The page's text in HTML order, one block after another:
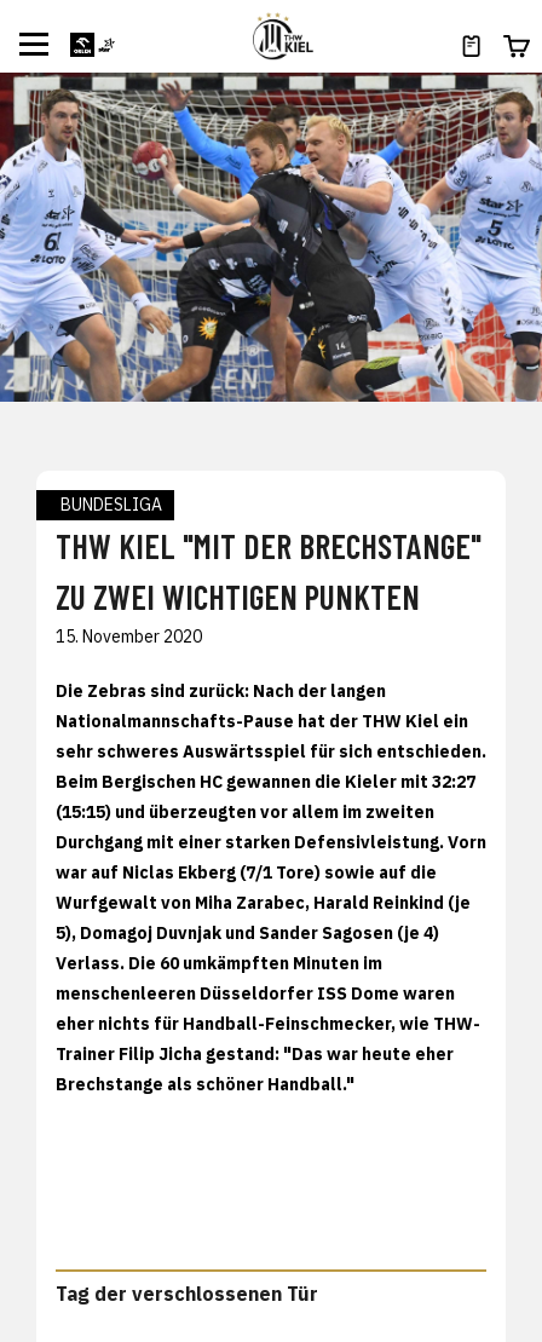
BUNDESLIGA
THW KIEL "MIT DER BRECHSTANGE"
ZU ZWEI WICHTIGEN PUNKTEN
15. November 2020
Die Zebras sind zurück: Nach der langen
Nationalmannschafts-Pause hat der THW Kiel ein
sehr schweres Auswärtsspiel für sich entschieden.
Beim Bergischen HC gewannen die Kieler mit 32:27
(15:15) und überzeugten vor allem im zweiten
Durchgang mit einer starken Defensivleistung. Vorn
war auf Niclas Ekberg (7/1 Tore) sowie auf die
Wurfgewalt von Miha Zarabec, Harald Reinkind (je
5), Domagoj Duvnjak und Sander Sagosen (je 4)
Verlass. Die 60 umkämpften Minuten im
menschenleeren Düsseldorfer ISS Dome waren
eher nichts für Handball-Feinschmecker, wie THW-
Trainer Filip Jicha gestand: "Das war heute eher
Brechstange als schöner Handball."
Tag der verschlossenen Tür